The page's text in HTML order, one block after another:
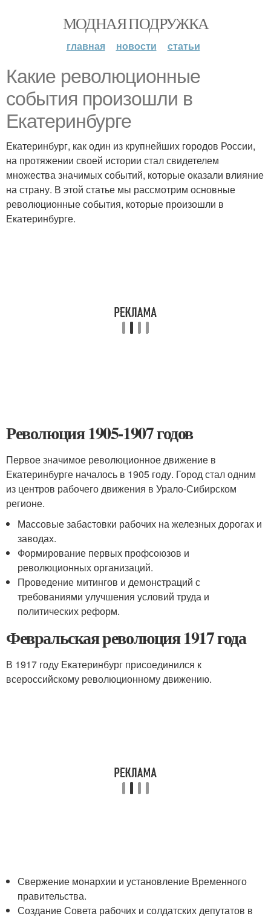
МОДНАЯ ПОДРУЖКА
главная новости статьи
Какие революционные
события произошли в
Екатеринбурге
Екатеринбург, как один из крупнейших городов России,
на протяжении своей истории стал свидетелем
множества значимых событий, которые оказали влияние
на страну. В этой статье мы рассмотрим основные
революционные события, которые произошли в
Екатеринбурге.
Революция 1905-1907 годов
Первое значимое революционное движение в
Екатеринбурге началось в 1905 году. Город стал одним
из центров рабочего движения в Урало-Сибирском
регионе.
Массовые забастовки рабочих на железных дорогах и
заводах.
Формирование первых профсоюзов и
революционных организаций.
Проведение митингов и демонстраций с
требованиями улучшения условий труда и
политических реформ.
Февральская революция 1917 года
В 1917 году Екатеринбург присоединился к
всероссийскому революционному движению.
Свержение монархии и установление Временного
правительства.
Создание Совета рабочих и солдатских депутатов в